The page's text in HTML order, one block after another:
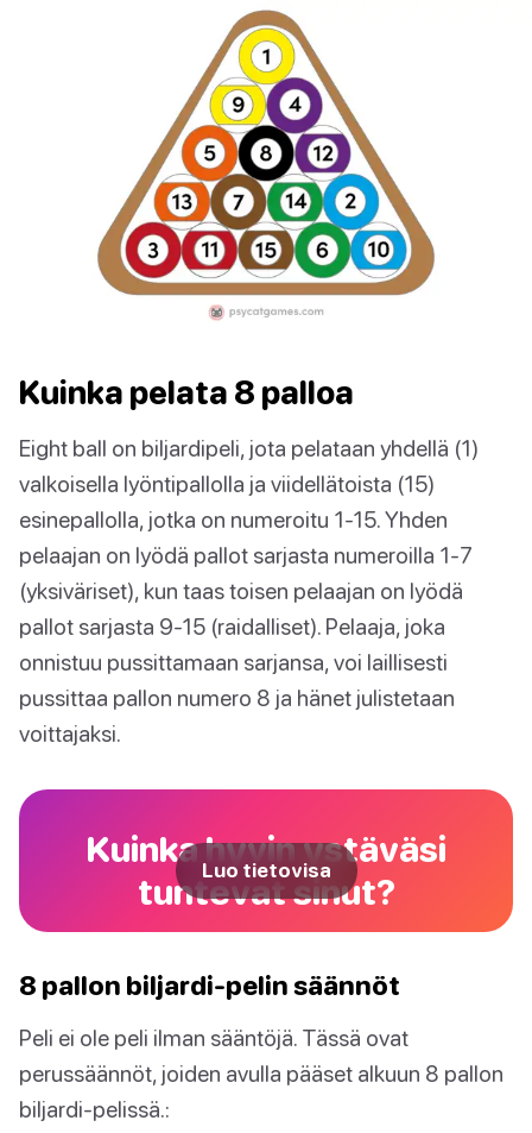
Kuinka pelata 8 palloa
Eight ball on biljardipeli, jota pelataan yhdellä (1)
valkoisella lyöntipallolla ja viidellätoista (15)
esinepallolla, jotka on numeroitu 1-15. Yhden
pelaajan on lyödä pallot sarjasta numeroilla 1-7
(yksiväriset), kun taas toisen pelaajan on lyödä
pallot sarjasta 9-15 (raidalliset). Pelaaja, joka
onnistuu pussittamaan sarjansa, voi laillisesti
pussittaa pallon numero 8 ja hänet julistetaan
voittajaksi.
Kuinka hyvin ystäväsi
tuntevat sinut?
Luo tietovisa
8 pallon biljardi-pelin säännöt
Peli ei ole peli ilman sääntöjä. Tässä ovat
perussäännöt, joiden avulla pääset alkuun 8 pallon
biljardi-pelissä.: